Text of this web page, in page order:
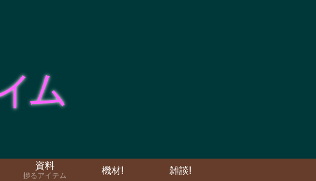
資料
捗るアイテム
機材! 雑談!